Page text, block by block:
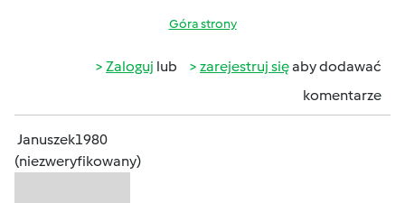
Góra strony
Zaloguj lub zarejestruj sięaby dodawać
komentarze
Januszek1980
(niezweryfikowany)